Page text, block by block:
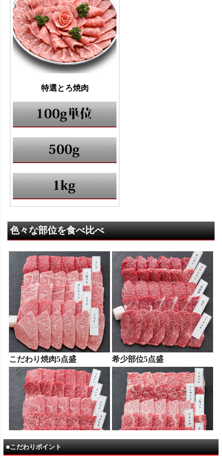
■こだわりポイント